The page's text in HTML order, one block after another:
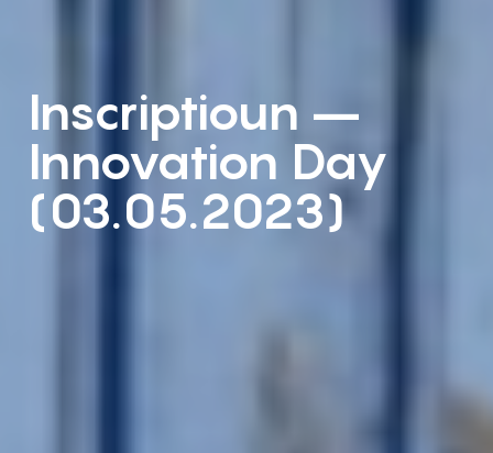
Inscriptioun –
Innovation Day
(03.05.2023)